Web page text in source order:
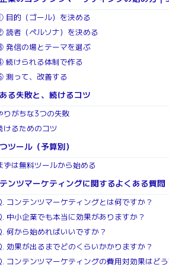
目的（ゴール）を決める
読者（ペルソナ）を決める
発信の場とテーマを選ぶ
続けられる体制で作る
測って、改善する
る失敗と、続けるコツ
りがちな3つの失敗
けるためのコツ
ツール（予算別）
ずは無料ツールから始める
ンツマーケティングに関するよくある質問
コンテンツマーケティングとは何ですか？
中小企業でも本当に効果がありますか？
何から始めればいいですか？
効果が出るまでどのくらいかかりますか？
コンテンツマーケティングの費用対効果はど